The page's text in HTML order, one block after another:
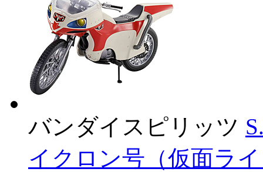
バンダイスピリッツ
イクロン号（仮面ラ